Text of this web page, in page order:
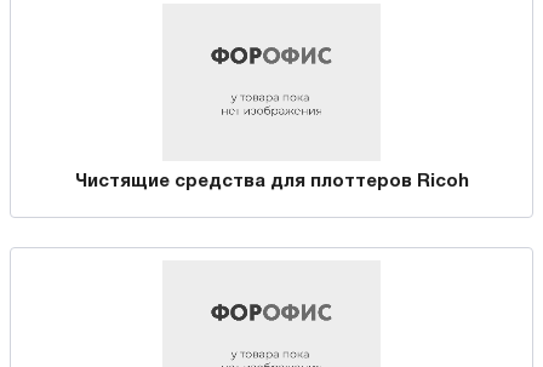
Чистящие средства для плоттеров Ricoh